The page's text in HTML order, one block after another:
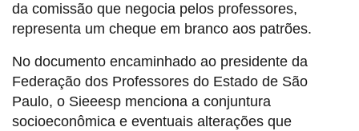
da comissão que negocia pelos professores,
representa um cheque em branco aos patrões.
No documento encaminhado ao presidente da
Federação dos Professores do Estado de São
Paulo, o Sieeesp menciona a conjuntura
socioeconômica e eventuais alterações que